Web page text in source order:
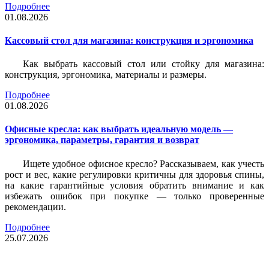
Подробнее
01.08.2026
Кассовый стол для магазина: конструкция и эргономика
Как выбрать кассовый стол или стойку для магазина:
конструкция, эргономика, материалы и размеры.
Подробнее
01.08.2026
Офисные кресла: как выбрать идеальную модель —
эргономика, параметры, гарантия и возврат
Ищете удобное офисное кресло? Рассказываем, как учесть
рост и вес, какие регулировки критичны для здоровья спины,
на какие гарантийные условия обратить внимание и как
избежать ошибок при покупке — только проверенные
рекомендации.
Подробнее
25.07.2026